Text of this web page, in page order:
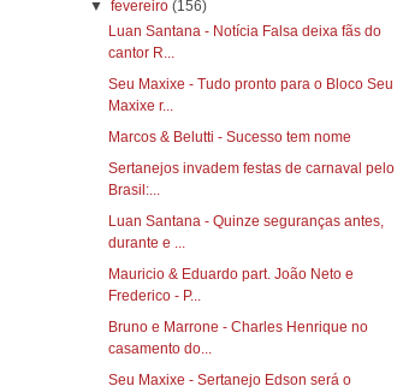
▼fevereiro(156)
Luan Santana - Notícia Falsa deixa fãs do
cantor R...
Seu Maxixe - Tudo pronto para o Bloco Seu
Maxixe r...
Marcos & Belutti - Sucesso tem nome
Sertanejos invadem festas de carnaval pelo
Brasil:...
Luan Santana - Quinze seguranças antes,
durante e ...
Mauricio & Eduardo part. João Neto e
Frederico - P...
Bruno e Marrone - Charles Henrique no
casamento do...
Seu Maxixe - Sertanejo Edson será o